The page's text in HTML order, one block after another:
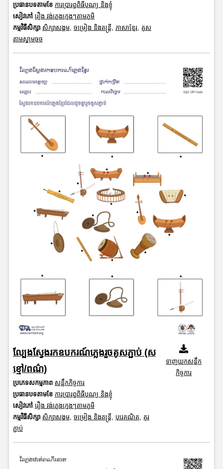
ប្រធានបទតាមខែ ការប្រារព្ធពិធីបុណ្យ និងខ្ញុំ
សៀវភៅ រឿង វង់ភ្លេងក្មេងៗតាមភូមិ
កម្មវិធីសិក្សា សិក្សាសង្គម, ចម្រៀង និងតន្ត្រី ភាសាខ្មែរ, គូស
តាមស្នាមចុច
ល្បែងស្វែងរកឧបករណ៍ភ្លេងរួចគូសភ្ជាប់ (ស
ខ្មៅ/ពណ៌)
ប្រភេទសកម្មភាព សន្លឹកកិច្ចការ
ប្រធានបទតាមខែ ការប្រារព្ធពិធីបុណ្យ និងខ្ញុំ
សៀវភៅ រឿង វង់ភ្លេងក្មេងៗតាមភូមិ
កម្មវិធីសិក្សា សិក្សាសង្គម, ចម្រៀង និងតន្ត្រី, បុរេគណិត, គូរ
ភ្ជាប់
ទាញយកសន្លឹក
កិច្ចការ